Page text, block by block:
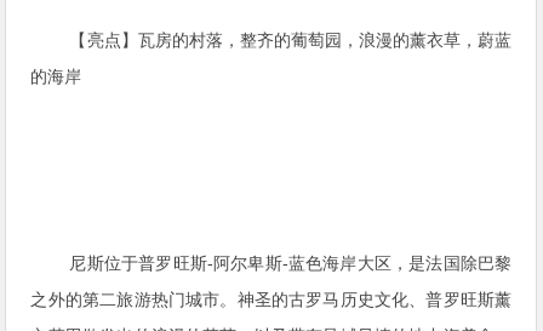
【亮点】瓦房的村落，整齐的葡萄园，浪漫的薰衣草，蔚蓝
的海岸
尼斯位于普罗旺斯-阿尔卑斯-蓝色海岸大区，是法国除巴黎
之外的第二旅游热门城市。神圣的古罗马历史文化、普罗旺斯薰